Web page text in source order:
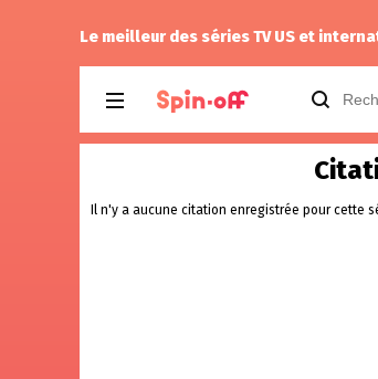
Le meilleur des séries TV US et
Vic24a noté 13àThe
Il n'y a aucune citation enregistrée pour cette